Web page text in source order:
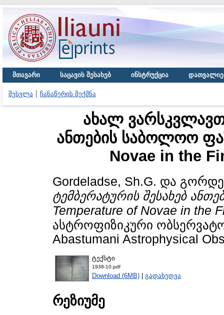
მთავარი საცავის შესახებ ინსტრუქცია
შესვლა ჩანაწერის შექმნა
ახალ
ანთების საბოლოო
Novae in the
Gordeladse, Sh.G. და
ტემბერატურის შესახებ
Temperature of Novae in the
ასტროფიზიკური
Abastumani Astrophysical
ტექსტი
1938-10.pdf
Download (6MB) | გადახედვა
რეზიუმე